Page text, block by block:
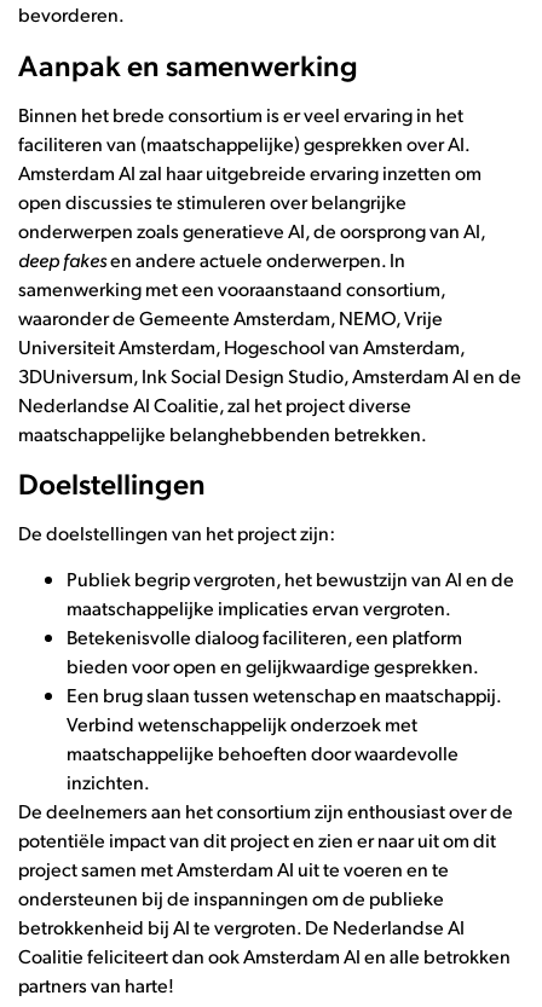
bevorderen.
Aanpak en samenwerking
Binnen het brede consortium is er veel ervaring in het
faciliteren van (maatschappelijke) gesprekken over AI.
Amsterdam AI zal haar uitgebreide ervaring inzetten om
open discussies te stimuleren over belangrijke
onderwerpen zoals generatieve AI, de oorsprong van AI,
deep fakesen andere actuele onderwerpen. In
samenwerking met een vooraanstaand consortium,
waaronder de Gemeente Amsterdam, NEMO, Vrije
Universiteit Amsterdam, Hogeschool van Amsterdam,
3DUniversum, Ink Social Design Studio, Amsterdam AI en de
Nederlandse AI Coalitie, zal het project diverse
maatschappelijke belanghebbenden betrekken.
Doelstellingen
De doelstellingen van het project zijn:
Publiek begrip vergroten, het bewustzijn van AI en de
maatschappelijke implicaties ervan vergroten.
Betekenisvolle dialoog faciliteren, een platform
bieden voor open en gelijkwaardige gesprekken.
Een brug slaan tussen wetenschap en maatschappij.
Verbind wetenschappelijk onderzoek met
maatschappelijke behoeften door waardevolle
inzichten.
De deelnemers aan het consortium zijn enthousiast over de
potentiële impact van dit project en zien er naar uit om dit
project samen met Amsterdam AI uit te voeren en te
ondersteunen bij de inspanningen om de publieke
betrokkenheid bij AI te vergroten. De Nederlandse AI
Coalitie feliciteert dan ook Amsterdam AI en alle betrokken
partners van harte!